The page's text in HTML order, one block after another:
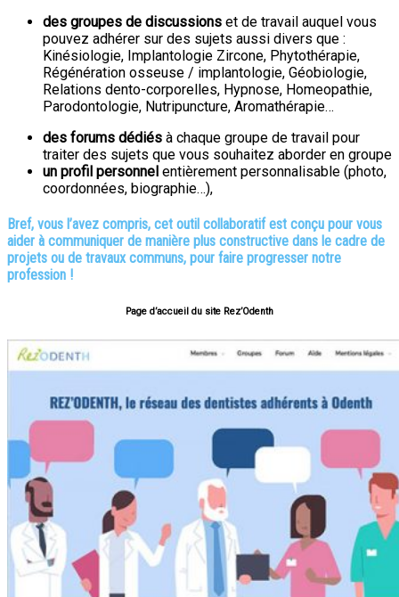
des groupes de discussions et de travail auquel vous
pouvez adhérer sur des sujets aussi divers que :
Kinésiologie, Implantologie Zircone, Phytothérapie,
Régénération osseuse / implantologie, Géobiologie,
Relations dento-corporelles, Hypnose, Homeopathie,
Parodontologie, Nutripuncture, Aromathérapie…
des forums dédiés à chaque groupe de travail pour
traiter des sujets que vous souhaitez aborder en groupe
un profil personnel entièrement personnalisable (photo,
coordonnées, biographie…),
Bref, vous l’avez compris, cet outil collaboratif est conçu pour vous
aider à communiquer de manière plus constructive dans le cadre de
projets ou de travaux communs, pour faire progresser notre
profession !
Page d’accueil du site Rez’Odenth